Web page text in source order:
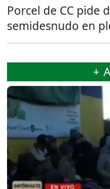
Porcel de CC pide
semidesnudo en
+